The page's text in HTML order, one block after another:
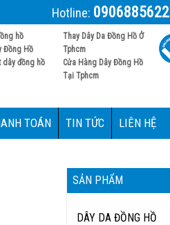
Hotline: 0906885622
hồ
Đồng Hồ
dây đồng hồ
Thay Dây Da Đồng Hồ Ở
Tphcm
Cửa Hàng Dây Đồng Hồ
Tại Tphcm
TOÁN TIN TỨC LIÊN HỆ
SẢN PHẨM
DÂY DA ĐỒNG HỒ